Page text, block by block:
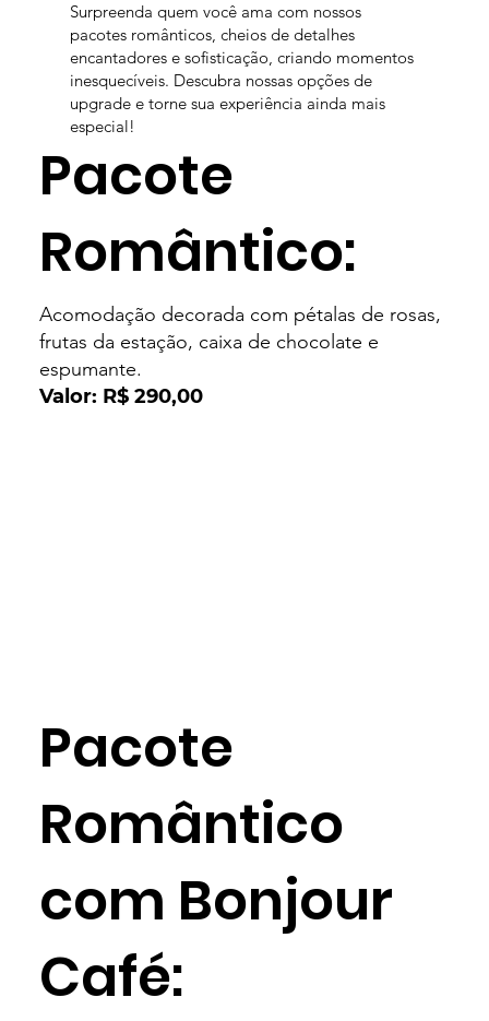
Surpreenda quem você ama com nossos
pacotes românticos, cheios de detalhes
encantadores e sofisticação, criando momentos
inesquecíveis. Descubra nossas opções de
upgrade e torne sua experiência ainda mais
especial!
Pacote
Romântico
com Bonjour
Café:
Pacote
Romântico:
Acomodação decorada com pétalas de rosas,
frutas da estação, caixa de chocolate e
espumante.
Valor: R$ 290,00